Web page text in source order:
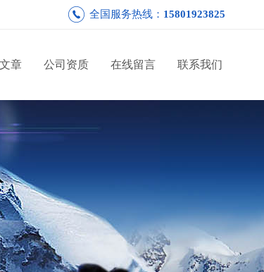
全国服务热线： 15801923825
章 公司资质 在线留言 联系我们